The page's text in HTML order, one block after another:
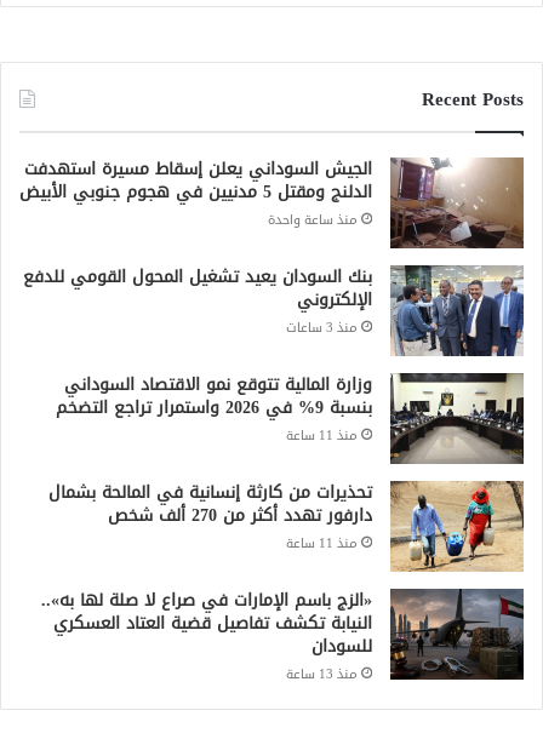
Recent Posts
الجيش السوداني يعلن إسقاط مسيرة استهدفت
الدلنج ومقتل 5 مدنيين في هجوم جنوبي الأبيض
منذ ساعة واحدة
بنك السودان يعيد تشغيل المحول القومي للدفع
الإلكتروني
منذ 3 ساعات
وزارة المالية تتوقع نمو الاقتصاد السوداني
بنسبة 9% في 2026 واستمرار تراجع التضخم
منذ 11 ساعة
تحذيرات من كارثة إنسانية في المالحة بشمال
دارفور تهدد أكثر من 270 ألف شخص
منذ 11 ساعة
«الزج باسم الإمارات في صراع لا صلة لها به»..
النيابة تكشف تفاصيل قضية العتاد العسكري
للسودان
منذ 13 ساعة